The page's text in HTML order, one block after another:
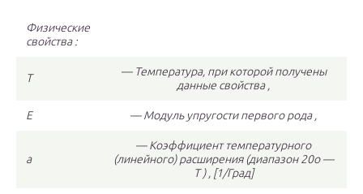
Физические
свойства :
T
— Температура, при которой получены
данные свойства ,
E — Модуль упругости первого рода ,
a
— Коэффициент температурного
(линейного) расширения (диапазон 20o —
T ) , [1/Град]